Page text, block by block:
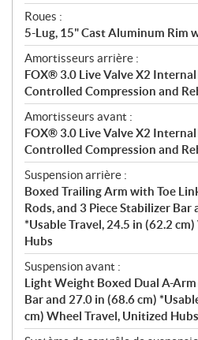
Roues :
5-Lug, 15" Cast Aluminum Rim
Amortisseurs arrière :
FOX® 3.0 Live Valve X2
Controlled Compression and
Amortisseurs avant :
FOX® 3.0 Live Valve X2
Controlled Compression and
Suspension arrière :
Boxed Trailing Arm with Toe
Rods, and 3 Piece Stabilizer Bar
*Usable Travel, 24.5 in (62.2
Hubs
Suspension avant :
Light Weight Boxed Dual A-
Bar and 27.0 in (68.6 cm)
cm) Wheel Travel, Unitized Hubs